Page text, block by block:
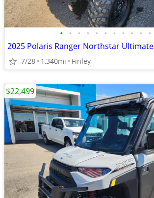
• • • • • • • • • • •
2025 Polaris Ranger Northstar Ultimate
7/28 1,340mi Finley
$22,499